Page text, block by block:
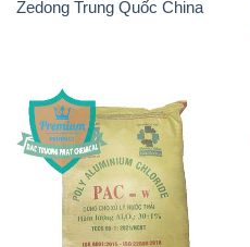
Zedong Trung Quốc China